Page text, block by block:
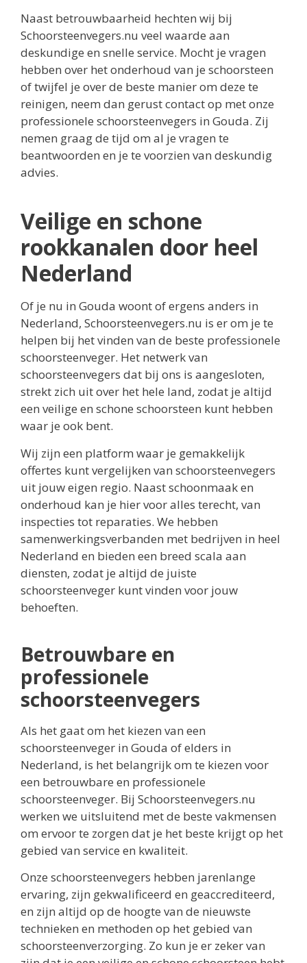
Naast betrouwbaarheid hechten wij bij
Schoorsteenvegers.nu veel waarde aan
deskundige en snelle service. Mocht je vragen
hebben over het onderhoud van je schoorsteen
of twijfel je over de beste manier om deze te
reinigen, neem dan gerust contact op met onze
professionele schoorsteenvegers in Gouda. Zij
nemen graag de tijd om al je vragen te
beantwoorden en je te voorzien van deskundig
advies.
Veilige en schone
rookkanalen door heel
Nederland
Of je nu in Gouda woont of ergens anders in
Nederland, Schoorsteenvegers.nu is er om je te
helpen bij het vinden van de beste professionele
schoorsteenveger. Het netwerk van
schoorsteenvegers dat bij ons is aangesloten,
strekt zich uit over het hele land, zodat je altijd
een veilige en schone schoorsteen kunt hebben
waar je ook bent.
Wij zijn een platform waar je gemakkelijk
offertes kunt vergelijken van schoorsteenvegers
uit jouw eigen regio. Naast schoonmaak en
onderhoud kan je hier voor alles terecht, van
inspecties tot reparaties. We hebben
samenwerkingsverbanden met bedrijven in heel
Nederland en bieden een breed scala aan
diensten, zodat je altijd de juiste
schoorsteenveger kunt vinden voor jouw
behoeften.
Betrouwbare en
professionele
schoorsteenvegers
Als het gaat om het kiezen van een
schoorsteenveger in Gouda of elders in
Nederland, is het belangrijk om te kiezen voor
een betrouwbare en professionele
schoorsteenveger. Bij Schoorsteenvegers.nu
werken we uitsluitend met de beste vakmensen
om ervoor te zorgen dat je het beste krijgt op het
gebied van service en kwaliteit.
Onze schoorsteenvegers hebben jarenlange
ervaring, zijn gekwalificeerd en geaccrediteerd,
en zijn altijd op de hoogte van de nieuwste
technieken en methoden op het gebied van
schoorsteenverzorging. Zo kun je er zeker van